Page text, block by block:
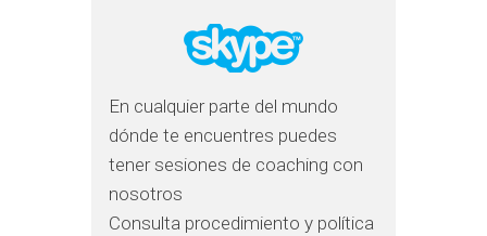
En cualquier parte del mundo
dónde te encuentres puedes
tener sesiones de coaching con
nosotros
Consulta procedimiento y política